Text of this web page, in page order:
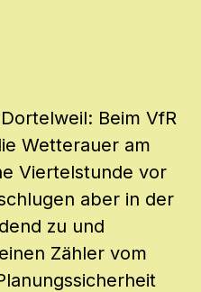
Beim VfR
Wetterauer am
Viertelstunde vor
aber in der
zu und
Zähler vom